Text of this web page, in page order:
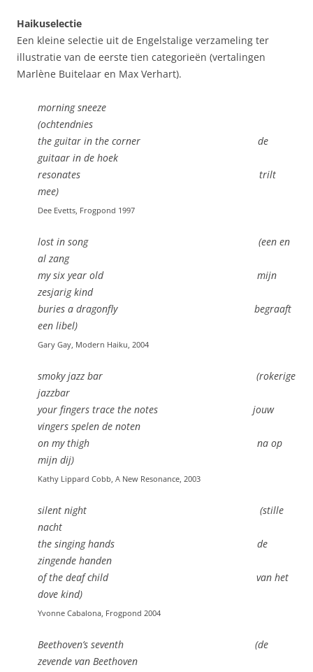
Haikuselectie
Een kleine selectie uit de Engelstalige verzameling ter
illustratie van de eerste tien categorieën (vertalingen
Marlène Buitelaar en Max Verhart).
morning sneeze
(ochtendnies
the guitar in the corner de
guitaar in de hoek
resonates trilt
mee)
Dee Evetts, Frogpond 1997
lost in song (een en
al zang
my six year old mijn
zesjarig kind
buries a dragonfly begraaft
een libel)
Gary Gay, Modern Haiku, 2004
smoky jazz bar (rokerige
jazzbar
your fingers trace the notes jouw
vingers spelen de noten
on my thigh na op
mijn dij)
Kathy Lippard Cobb, A New Resonance, 2003
silent night (stille
nacht
the singing hands de
zingende handen
of the deaf child van het
dove kind)
Yvonne Cabalona, Frogpond 2004
Beethoven’s seventh (de
zevende van Beethoven